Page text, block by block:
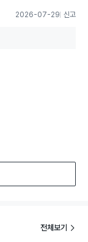
2026-07-29 신고
전체보기